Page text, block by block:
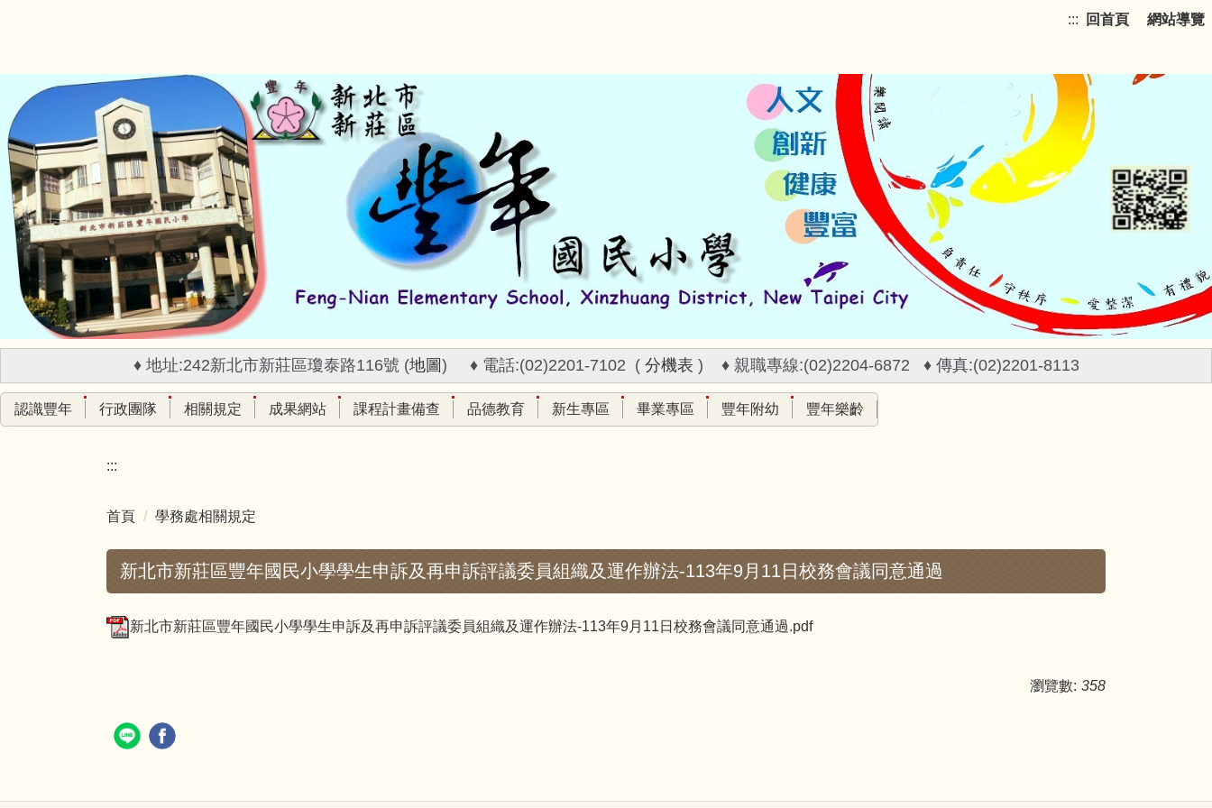
要
容
區
::: 回首頁 網站導覽
♦ 地址:242新北市新莊區瓊泰路116號 (地圖) ♦ 電話:(02)2201-7102 ( 分機表 ) ♦ 親職專線:(02)2204-6872 ♦ 傳真:(02)2201-8113
認識豐年 行政團隊 相關規定 成果網站 課程計畫備查 品德教育 新生專區 畢業專區 豐年附幼 豐年樂齡
:::
首頁 學務處相關規定
新北市新莊區豐年國民小學學生申訴及再申訴評議委員組織及運作辦法-113年9月11日校務會議同意通過
新北市新莊區豐年國民小學學生申訴及再申訴評議委員組織及運作辦法-113年9月11日校務會議同意通過.pdf
瀏覽數: 358